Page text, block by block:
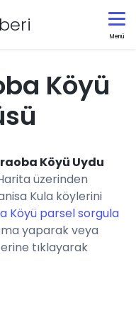
Menü
Köyü
Köyü Uydu
üzerinden
Kula köylerini
Köyü parsel sorgula
yaparak veya
tıklayarak